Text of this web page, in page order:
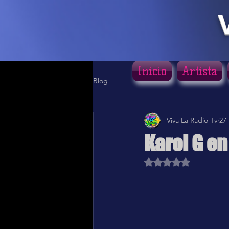
Blog
Karol G
Viva La Radio Tv 27
Obtuvo NaN de 5
Inicio Artista